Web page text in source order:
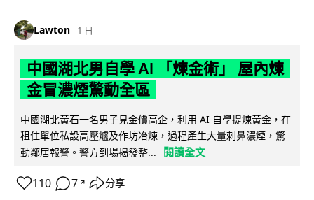
Lawton 1 日
中國湖北男自學 AI 「煉金術」 屋內煉
金冒濃煙驚動全區
中國湖北黃石一名男子見金價高企，利用 AI 自學提煉黃金，在
租住單位私設高壓爐及作坊冶煉，過程產生大量刺鼻濃煙，驚
動鄰居報警。警方到場揭發整...
閱讀全文
110 7 ↗ 分享